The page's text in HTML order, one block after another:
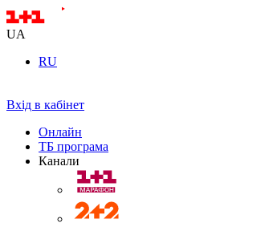
UA
RU
Вхід в кабінет
Онлайн
ТБ програма
Канали